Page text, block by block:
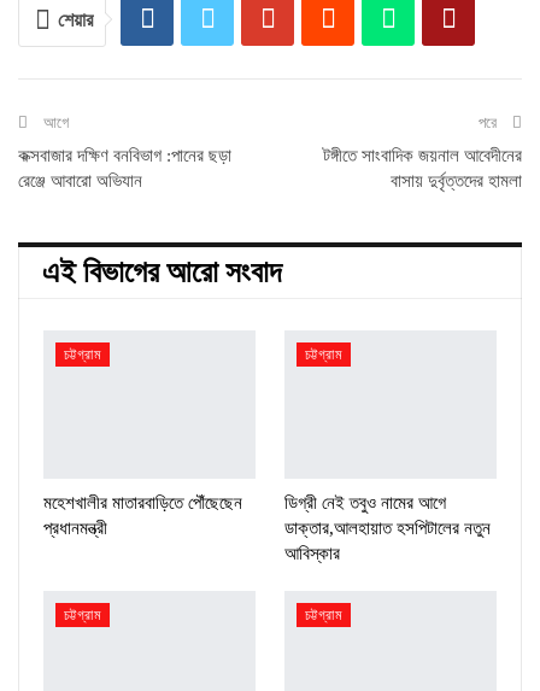
শেয়ার
আগে
কক্সবাজার দক্ষিণ বনবিভাগ :পানের ছড়া
রেঞ্জে আবারো অভিযান
পরে
টঙ্গীতে সাংবাদিক জয়নাল আবেদীনের
বাসায় দুর্বৃত্তদের হামলা
এই বিভাগের আরো সংবাদ
চট্টগ্রাম
মহেশখালীর মাতারবাড়িতে পৌঁছেছেন
প্রধানমন্ত্রী
চট্টগ্রাম
ডিগ্রী নেই তবুও নামের আগে
ডাক্তার,আলহায়াত হসপিটালের নতুন
আবিস্কার
চট্টগ্রাম চট্টগ্রাম